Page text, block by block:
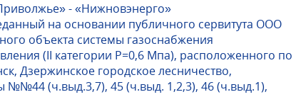
- «Нижновэнерго»
на основании публичного сервитута ООО
объекта системы газоснабжения
(II категории Р=0,6 Мпа), расположенного по
Дзержинское городское лесничество,
№№44 (ч.выд.3,7), 45 (ч.выд. 1,2,3), 46 (ч.выд.1),